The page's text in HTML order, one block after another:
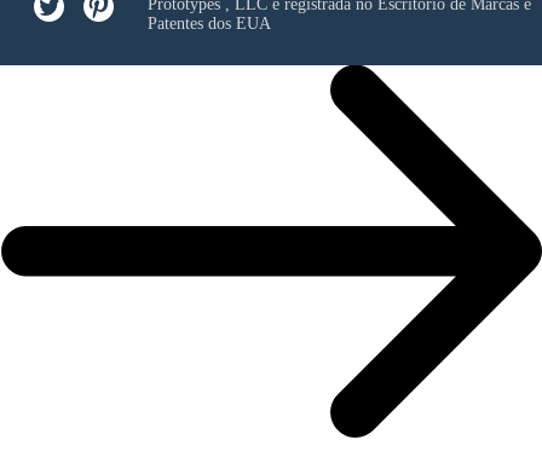
Prototypes , LLCe registrada no Escritório de Marcas e
Patentes dos EUA